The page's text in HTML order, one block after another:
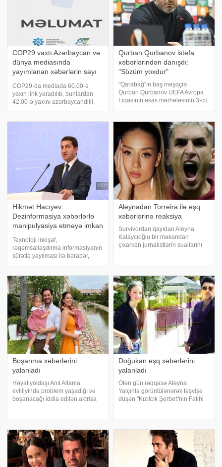
COP29 vaxtı Azərbaycan və
dünya mediasında
yayımlanan xəbərlərin sayı
COP29-da mediada 60.00-ə
yaxın link yaradılıb, bunlardan
42.00-ə yaxını azərbaycandilli,
10.600-dən çoxu rusdilli, 7.300-ə
Qurban Qurbanov istefa
xəbərlərindən danışdı:
"Sözüm yoxdur"
"Qarabağ"ın baş məşqçisi
Qurban Qurbanov UEFA Avropa
Liqasının əsas mərhələsinin 3-cü
mətbuat konfransında iştirak
edib. . qafqazinfo-ya istinadə
Hikmət Hacıyev:
Dezinformasiya xəbərlərlə
manipulyasiya etməyə imkan
Texnoloji inkişaf,
rəqəmsallaşdırma informasiyanın
sürətlə yayılması ilə bərabər,
yalan məlumatın da yayılmasına
ezam edilən müxbirinin verdiyi
məlumata əsasən, bunu II Qlobal
Medi
Aleynadan Torreira ilə eşq
xəbərlərinə reaksiya
Survivordan qayıdan Aleyna
Kalaycıoğlu bir məkandan
çıxarkən jurnalistlərin suallarını
ilə bağlı sualları cavabsı
Boşanma xəbərlərini
yalanladı
Həyat yoldaşı Anıl Altanla
evliliyində problem yaşadığı və
boşanacağı iddia edilən aktrisa
deyib. "Hal-hazırda boşanma
Doğukan eşq xəbərlərini
yalanladı
Ötən gün rəqqasə Aleyna
Yalçınla görüntülənərək təşvişə
düşən "Kızılcık Şerbet"nin Fatihi
davranışlar tənqid olunub. Aktyo